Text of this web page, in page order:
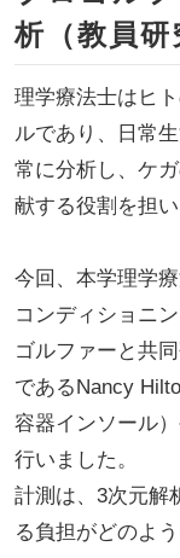
析（教員研
理学療法士はヒ
ルであり、日常
常に分析し、ケ
献する役割を担い
今回、本学理学
コンディショニ
ゴルファーと共
であるNancy
容器インソール
行いました。
計測は、3次元解
る負担がどのよ